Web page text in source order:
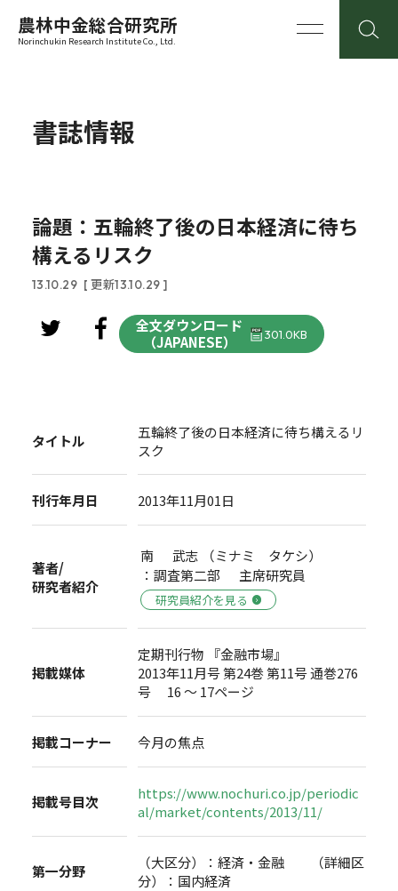
農林中金総合研究所
Norinchukin Research Institute Co., Ltd.
書誌情報
論題：五輪終了後の日本経済に待ち
構えるリスク
13.10.29 [ 更新13.10.29 ]
全文ダウンロード
（JAPANESE）
301.0KB
タイトル
五輪終了後の日本経済に待ち構えるリ
スク
刊行年月日 2013年11月01日
著者/
研究者紹介
南 武志 （ミナミ タケシ）
：調査第二部 主席研究員
研究員紹介を見る
掲載媒体
定期刊行物 『金融市場』
2013年11月号 第24巻 第11号 通巻276
号 16 ～ 17ページ
掲載コーナー 今月の焦点
掲載号目次
https://www.nochuri.co.jp/periodic
al/market/contents/2013/11/
第一分野
（大区分）：経済・金融 （詳細区
分）：国内経済